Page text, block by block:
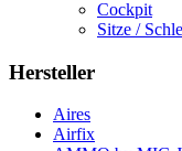
Cockpit
Sitze /
Hersteller
Aires
Airfix